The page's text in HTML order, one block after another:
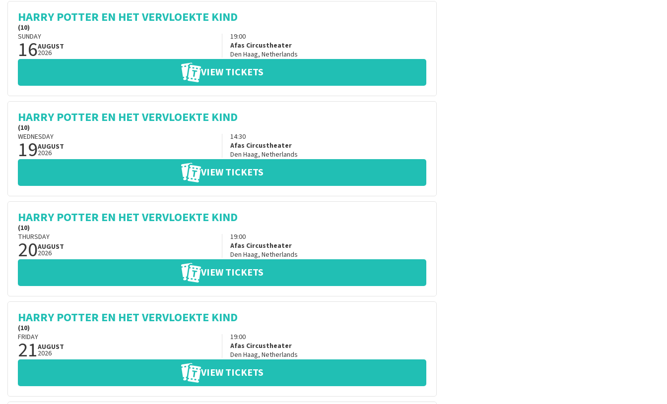
HARRY POTTER EN HET VERVLOEKTE KIND
(10)
SUNDAY
16AUGUST
2026
19:00
Afas Circustheater
Den Haag, Netherlands
VIEW TICKETS
HARRY POTTER EN HET VERVLOEKTE KIND
(10)
WEDNESDAY
19AUGUST
2026
14:30
Afas Circustheater
Den Haag, Netherlands
VIEW TICKETS
HARRY POTTER EN HET VERVLOEKTE KIND
(10)
THURSDAY
20AUGUST
2026
19:00
Afas Circustheater
Den Haag, Netherlands
VIEW TICKETS
HARRY POTTER EN HET VERVLOEKTE KIND
(10)
FRIDAY
21AUGUST
2026
19:00
Afas Circustheater
Den Haag, Netherlands
VIEW TICKETS